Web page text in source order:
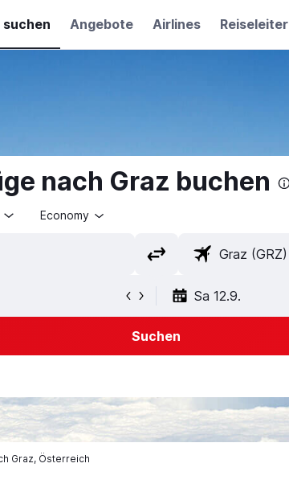
suchen Angebote Airlines Reiseleiter
nach Graz buchen
Economy
Sa 12.9.
Suchen
Graz, Österreich